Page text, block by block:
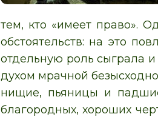
тем, кто «имеет право».
обстоятельств: на это
отдельную роль сыграла
духом мрачной
нищие, пьяницы и
благородных, хороших